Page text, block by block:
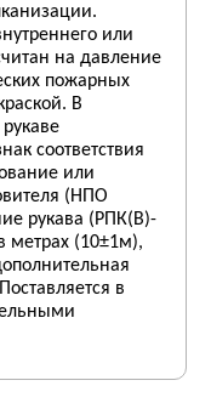
или
на давление
пожарных
В
соответствия
или
(НПО
рукава (РПК(В)-
метрах (10±1м),
в